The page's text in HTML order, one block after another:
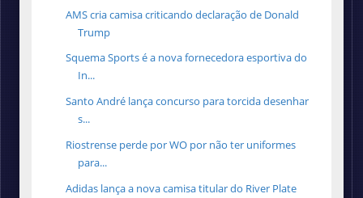
AMS cria camisa criticando declaração de Donald
Trump
Squema Sports é a nova fornecedora esportiva do
In...
Santo André lança concurso para torcida desenhar
s...
Riostrense perde por WO por não ter uniformes
para...
Adidas lança a nova camisa titular do River Plate